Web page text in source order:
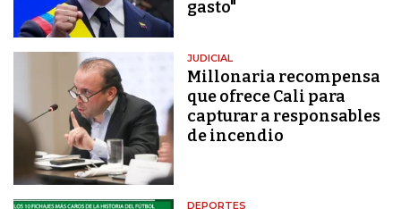
gasto"
JUDICIAL
Millonaria recompensa
que ofrece Cali para
capturar a responsables
de incendio
DEPORTES